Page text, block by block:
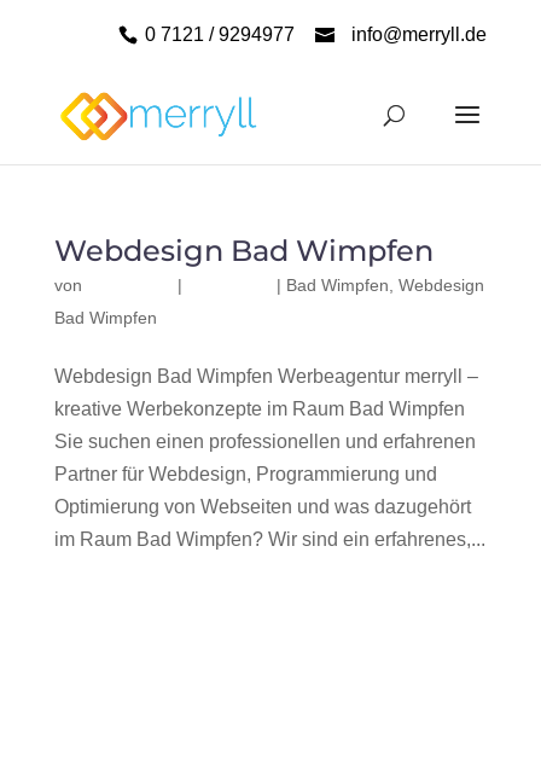
0 7121 / 9294977 info@merryll.de
Webdesign Bad Wimpfen
von | | Bad Wimpfen Webdesign
Bad Wimpfen
Webdesign Bad Wimpfen Werbeagentur merryll –
kreative Werbekonzepte im Raum Bad Wimpfen
Sie suchen einen professionellen und erfahrenen
Partner für Webdesign, Programmierung und
Optimierung von Webseiten und was dazugehört
im Raum Bad Wimpfen? Wir sind ein erfahrenes,...